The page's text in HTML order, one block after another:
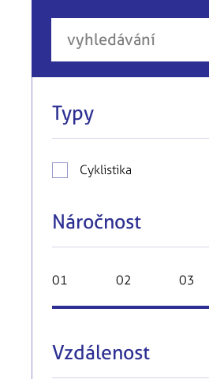
Typy
Cyklistika
Náročnost
01 02 03
Vzdálenost